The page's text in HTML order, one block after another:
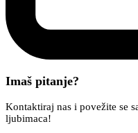
Imaš pitanje?
Kontaktiraj nas i povežite se
ljubimaca!